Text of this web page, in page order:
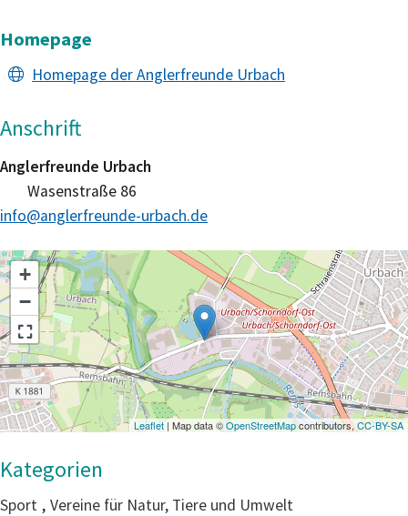
Homepage
Homepage der Anglerfreunde Urbach
Anschrift
Anglerfreunde Urbach
Wasenstraße 86
info@anglerfreunde-urbach.de
+
−
Leaflet| Map data ©OpenStreetMapcontributors,CC-BY-SA
Sport , Vereine für Natur, Tiere und Umwelt